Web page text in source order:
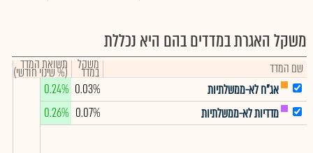
משקל האגרת במדדים בהם היא נכללת
שם המדד משקל
במדד תשואת המדד
(% שינוי חודשי)
אג"ח לא-ממשלתיות
0.03%
0.24%
מדדיות לא-ממשלתיות
0.07%
0.26%